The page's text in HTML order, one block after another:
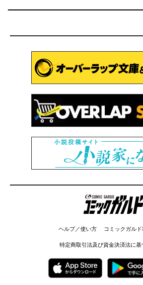
コミックガルド
ヘルプ／使い方 コミックガル
特定商取引法及び資金決済法に基